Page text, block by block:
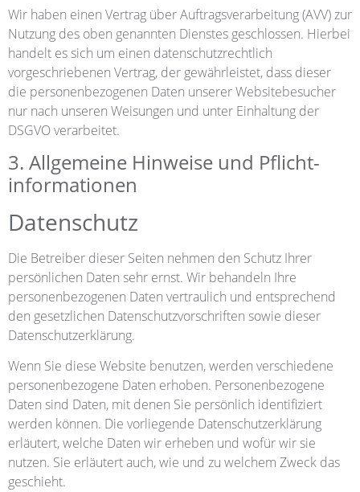
Wir haben einen Vertrag über Auftragsverarbeitung (AVV) zur
Nutzung des oben genannten Dienstes geschlossen. Hierbei
handelt es sich um einen datenschutzrechtlich
vorgeschriebenen Vertrag, der gewährleistet, dass dieser
die personenbezogenen Daten unserer Websitebesucher
nur nach unseren Weisungen und unter Einhaltung der
DSGVO verarbeitet.
3. Allgemeine Hinweise und Pflicht­
informationen
Datenschutz
Die Betreiber dieser Seiten nehmen den Schutz Ihrer
persönlichen Daten sehr ernst. Wir behandeln Ihre
personenbezogenen Daten vertraulich und entsprechend
den gesetzlichen Datenschutzvorschriften sowie dieser
Datenschutzerklärung.
Wenn Sie diese Website benutzen, werden verschiedene
personenbezogene Daten erhoben. Personenbezogene
Daten sind Daten, mit denen Sie persönlich identifiziert
werden können. Die vorliegende Datenschutzerklärung
erläutert, welche Daten wir erheben und wofür wir sie
nutzen. Sie erläutert auch, wie und zu welchem Zweck das
geschieht.